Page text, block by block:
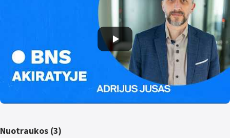
Nuotraukos (3)